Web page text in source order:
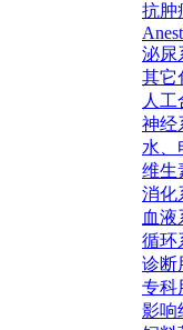
抗肿
泌尿
其它
人
神经
水、
维生
消化
血液
循环
诊断
专科
影响